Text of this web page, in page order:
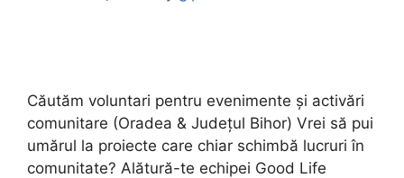
Căutăm voluntari pentru evenimente și activări
comunitare (Oradea & Județul Bihor) Vrei să pui
umărul la proiecte care chiar schimbă lucruri în
comunitate? Alătură-te echipei Good Life